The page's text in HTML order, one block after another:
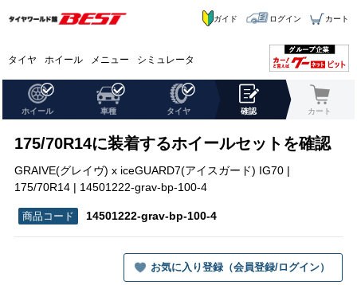
タイヤ ホイール メニュー シミュレータ
ガイド ログイン カート
ホイール 車種 タイヤ 確認 カート
175/70R14に装着するホイールセットを確認
GRAIVE(グレイヴ) x iceGUARD7(アイスガード) IG70 |
175/70R14 | 14501222-grav-bp-100-4
14501222-grav-bp-100-4
お気に入り登録（会員登録/ログイン）